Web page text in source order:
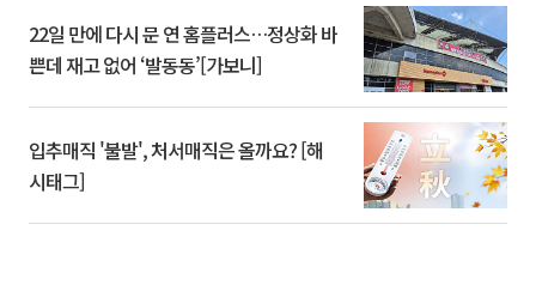
22일 만에 다시 문 연 홈플러스…정상화 바
쁜데 재고 없어 ‘발동동’[가보니]
입추매직 '불발', 처서매직은 올까요? [해
시태그]